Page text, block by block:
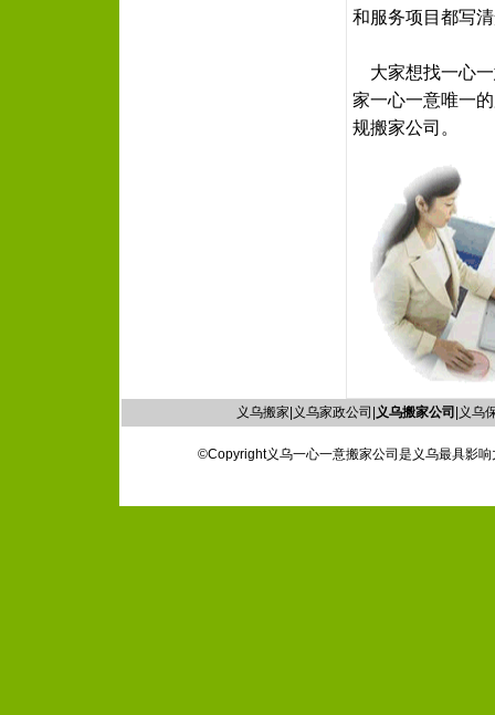
和服务项目都写
大家想找一心一
家一心一意唯一
规搬家公司。
义乌搬家|义乌家政公司| 义乌搬家公司 |义乌
©Copyright义乌一心一意搬家公司是义乌最具影响